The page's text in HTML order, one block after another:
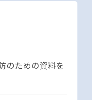
のための資料を